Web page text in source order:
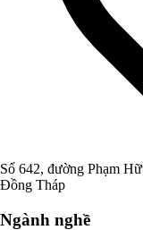
Số 642, đường Phạm
Đồng Tháp
Ngành nghề